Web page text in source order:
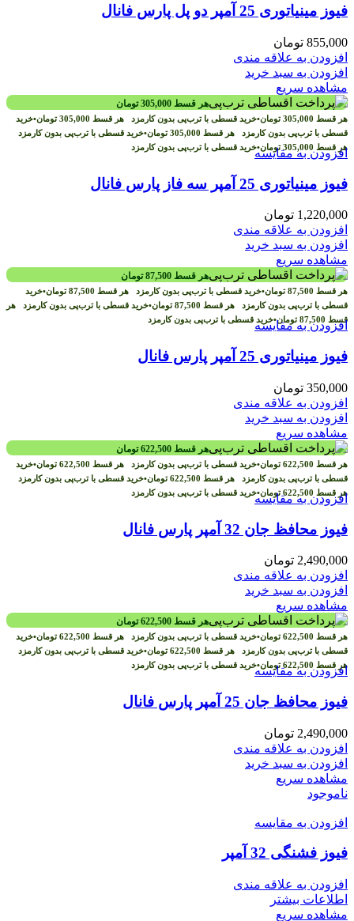
فیوز مینیاتوری 25 آمپر دو پل پارس فانال
855,000 تومان
افزودن به علاقه مندی
افزودن به سبد خرید
مشاهده سریع
هر قسط 305,000 تومان
هر قسط 305,000 تومان•خرید قسطی با ترب‌پی بدون کارمزد هر قسط 305,000 تومان•خرید
قسطی با ترب‌پی بدون کارمزد هر قسط 305,000 تومان•خرید قسطی با ترب‌پی بدون کارمزد
هر قسط 305,000 تومان•خرید قسطی با ترب‌پی بدون کارمزدافزودن به مقایسه
فیوز مینیاتوری 25 آمپر سه فاز پارس فانال
1,220,000 تومان
افزودن به علاقه مندی
افزودن به سبد خرید
مشاهده سریع
هر قسط 87,500 تومان
هر قسط 87,500 تومان•خرید قسطی با ترب‌پی بدون کارمزد هر قسط 87,500 تومان•خرید
قسطی با ترب‌پی بدون کارمزد هر قسط 87,500 تومان•خرید قسطی با ترب‌پی بدون کارمزد هر
قسط 87,500 تومان•خرید قسطی با ترب‌پی بدون کارمزدافزودن به مقایسه
فیوز مینیاتوری 25 آمپر پارس فانال
350,000 تومان
افزودن به علاقه مندی
افزودن به سبد خرید
مشاهده سریع
هر قسط 622,500 تومان
هر قسط 622,500 تومان•خرید قسطی با ترب‌پی بدون کارمزد هر قسط 622,500 تومان•خرید
قسطی با ترب‌پی بدون کارمزد هر قسط 622,500 تومان•خرید قسطی با ترب‌پی بدون کارمزد
هر قسط 622,500 تومان•خرید قسطی با ترب‌پی بدون کارمزدافزودن به مقایسه
فیوز محافظ جان 32 آمپر پارس فانال
2,490,000 تومان
افزودن به علاقه مندی
افزودن به سبد خرید
مشاهده سریع
هر قسط 622,500 تومان
هر قسط 622,500 تومان•خرید قسطی با ترب‌پی بدون کارمزد هر قسط 622,500 تومان•خرید
قسطی با ترب‌پی بدون کارمزد هر قسط 622,500 تومان•خرید قسطی با ترب‌پی بدون کارمزد
هر قسط 622,500 تومان•خرید قسطی با ترب‌پی بدون کارمزدافزودن به مقایسه
فیوز محافظ جان 25 آمپر پارس فانال
2,490,000 تومان
افزودن به علاقه مندی
افزودن به سبد خرید
مشاهده سریع
ناموجود
افزودن به مقایسه
فیوز فشنگی 32 آمپر
افزودن به علاقه مندی
اطلاعات بیشتر
مشاهده سریع